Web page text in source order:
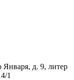
Января, д. 9, литер
1